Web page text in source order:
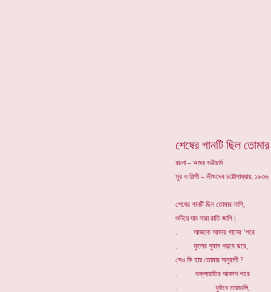
শেষের গানটি ছিল তোমার
রচনা – অজয় ভট্টাচার্য
সুর ও শিল্পী – ভীষ্মদেব চট্টোপাধ্যায়, ১৯৩৬
শেষের গানটি ছিল তোমার লাগি,
শুনিয়ে যাব সারা রাতি জাগি |
. আজকে আমার গানের ‘পরে
. ফুলের সুবাস পড়বে ঝরে,
সেও কি হায় তোমার অনুরাগী ?
. শুক্লারাতির আকাশ পারে
. ফুটবে তারাগুলি,